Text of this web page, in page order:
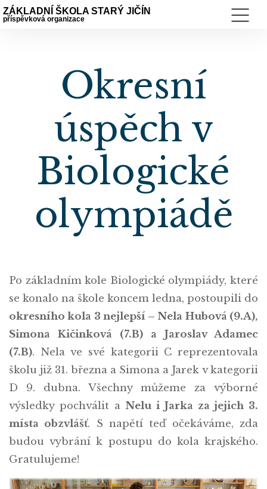
ZÁKLADNÍ ŠKOLA STARÝ JIČÍN
příspěvková organizace
Okresní
úspěch v
Biologické
olympiádě
Po základním kole Biologické olympiády, které
se konalo na škole koncem ledna, postoupili do
okresního kola 3 nejlepší – Nela Hubová (9.A),
Simona Kičinková (7.B) a Jaroslav Adamec
(7.B). Nela ve své kategorii C reprezentovala
školu již 31. března a Simona a Jarek v kategorii
D 9. dubna. Všechny můžeme za výborné
výsledky pochválit a Nelu i Jarka za jejich 3.
místa obzvlášť. S napětí teď očekáváme, zda
budou vybrání k postupu do kola krajského.
Gratulujeme!